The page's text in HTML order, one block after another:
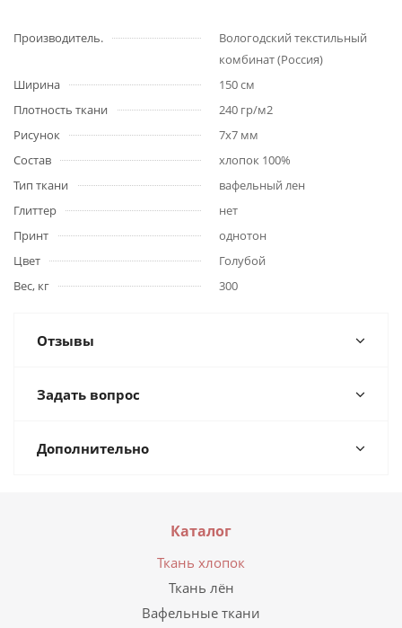
Производитель.
Вологодский текстильный
комбинат (Россия)
Ширина
150 см
Плотность ткани
240 гр/м2
Рисунок
7х7 мм
Состав
хлопок 100%
Тип ткани
вафельный лен
Глиттер
нет
Принт
однотон
Цвет
Голубой
Вес, кг
300
Отзывы
Задать вопрос
Дополнительно
Каталог
Ткань хлопок
Ткань лён
Вафельные ткани